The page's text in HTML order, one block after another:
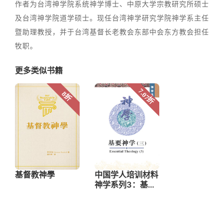
作者为台湾神学院系统神学博士、中原大学宗教研究所硕士
及台湾神学院道学硕士。现任台湾神学研究学院神学系主任
暨助理教授，并于台湾基督长老教会东部中会东方教会担任
牧职。
更多类似书籍